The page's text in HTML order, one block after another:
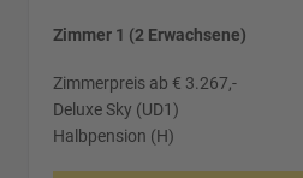
Zimmer 1 (2 Erwachsene)
Zimmerpreis ab € 3.267,-
Deluxe Sky (UD1)
Halbpension (H)